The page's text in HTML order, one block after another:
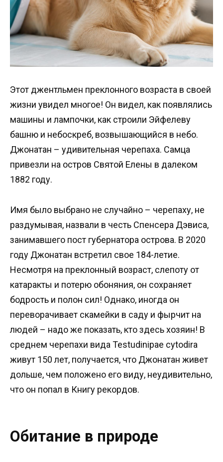
Этот джентльмен преклонного возраста в своей
жизни увидел многое! Он видел, как появлялись
машины и лампочки, как строили Эйфелеву
башню и небоскреб, возвышающийся в небо.
Джонатан – удивительная черепаха. Самца
привезли на остров Святой Елены в далеком
1882 году.
Имя было выбрано не случайно – черепаху, не
раздумывая, назвали в честь Спенсера Дэвиса,
занимавшего пост губернатора острова. В 2020
году Джонатан встретил свое 184-летие.
Несмотря на преклонный возраст, слепоту от
катаракты и потерю обоняния, он сохраняет
бодрость и полон сил! Однако, иногда он
переворачивает скамейки в саду и фырчит на
людей – надо же показать, кто здесь хозяин! В
среднем черепахи вида Testudinipae cytodira
живут 150 лет, получается, что Джонатан живет
дольше, чем положено его виду, неудивительно,
что он попал в Книгу рекордов.
Обитание в природе